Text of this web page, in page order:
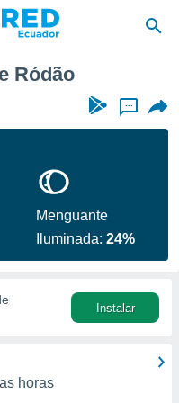
Ródão
...
Menguante
Iluminada:24%
Instalar
horas